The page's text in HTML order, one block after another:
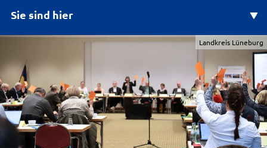
Sie sind hier
Landkreis Lüneburg